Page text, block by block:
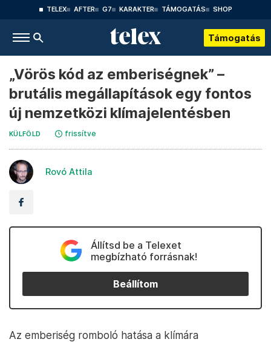
TELEX AFTER G7 KARAKTER TÁMOGATÁS SHOP
Támogatás
„Vörös kód az emberiségnek” –
brutális megállapítások egy fontos
új nemzetközi klímajelentésben
KÜLFÖLD frissítve
Rovó Attila
Állítsd be a Telexet
megbízható forrásnak!
Beállítom
Az emberiség romboló hatása a klímára